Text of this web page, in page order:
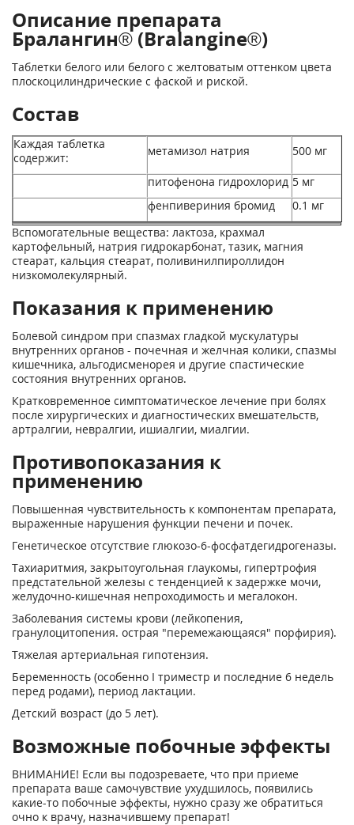
Описание препарата
Бралангин® (Bralangine®)
Таблетки белого или белого с желтоватым оттенком цвета
плоскоцилиндрические с фаской и риской.
Состав
Каждая таблетка
содержит:
метамизол натрия 500 мг
питофенона гидрохлорид 5 мг
фенпивериния бромид
0.1 мг
Вспомогательные вещества: лактоза, крахмал
картофельный, натрия гидрокарбонат, тазик, магния
стеарат, кальция стеарат, поливинилпироллидон
низкомолекулярный.
Показания к применению
Болевой синдром при спазмах гладкой мускулатуры
внутренних органов - почечная и желчная колики, спазмы
кишечника, альгодисменорея и другие спастические
состояния внутренних органов.
Кратковременное симптоматическое лечение при болях
после хирургических и диагностических вмешательств,
артралгии, невралгии, ишиалгии, миалгии.
Противопоказания к
применению
Повышенная чувствительность к компонентам препарата,
выраженные нарушения функции печени и почек.
Генетическое отсутствие глюкозо-6-фосфатдегидрогеназы.
Тахиаритмия, закрытоугольная глаукомы, гипертрофия
предстательной железы с тенденцией к задержке мочи,
желудочно-кишечная непроходимость и мегалокон.
Заболевания системы крови (лейкопения,
гранулоцитопения. острая "перемежающаяся" порфирия).
Тяжелая артериальная гипотензия.
Беременность (особенно I триместр и последние 6 недель
перед родами), период лактации.
Детский возраст (до 5 лет).
Возможные побочные эффекты
ВНИМАНИЕ! Если вы подозреваете, что при приеме
препарата ваше самочувствие ухудшилось, появились
какие-то побочные эффекты, нужно сразу же обратиться
очно к врачу, назначившему препарат!